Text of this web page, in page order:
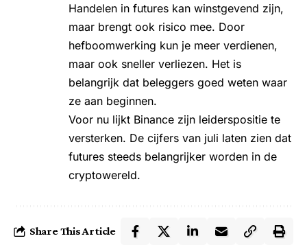
Handelen in futures kan winstgevend zijn,
maar brengt ook risico mee. Door
hefboomwerking kun je meer verdienen,
maar ook sneller verliezen. Het is
belangrijk dat beleggers goed weten waar
ze aan beginnen.
Voor nu lijkt Binance zijn leiderspositie te
versterken. De cijfers van juli laten zien dat
futures steeds belangrijker worden in de
cryptowereld.
Share This Article